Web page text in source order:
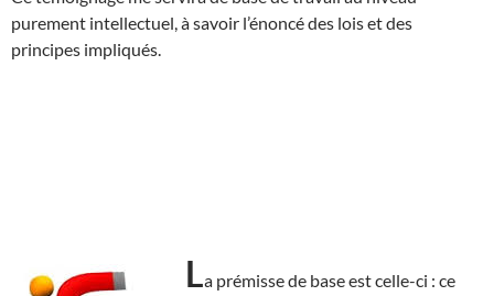
purement intellectuel, à savoir l’énoncé des lois et des
principes impliqués.
La prémisse de base est celle-ci : ce